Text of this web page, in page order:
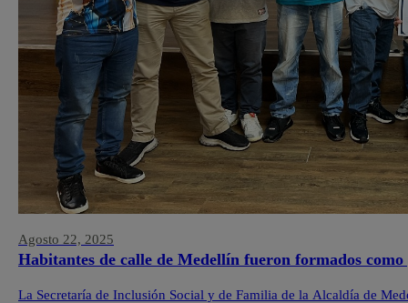
Agosto 22, 2025
Habitantes de calle de Medellín fueron formados
La Secretaría de Inclusión Social y de Familia de la Alcaldía de